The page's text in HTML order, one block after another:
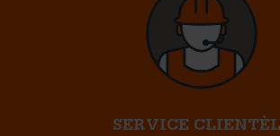
SERVICE